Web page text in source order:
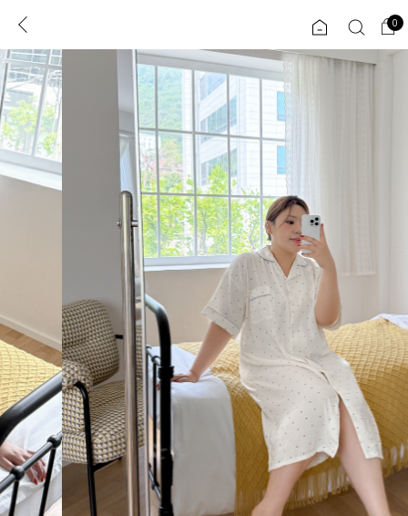
로그인 0
콘텐츠 리뷰 & 혜택 플러스핏
CATEGORY COMMUNITY
신상 5%
베스트
MADE
세트할인 ~30%
하객룩
ALL
익스클루시브
아우터
티셔츠
니트
블라우스
원피스
0